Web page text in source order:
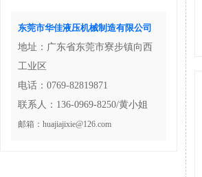
东莞市华佳液压机械制造有限公司
地址：广东省东莞市寮步镇向西
工业区
电话：0769-82819871
联系人：136-0969-8250/黄小姐
邮箱：huajiajixie@126.com